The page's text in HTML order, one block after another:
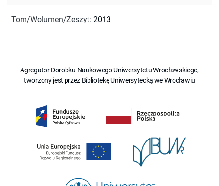
Tom/Wolumen/Zeszyt: 2013
Agregator Dorobku Naukowego Uniwersytetu Wrocławskiego,
tworzony jest przez Bibliotekę Uniwersytecką we Wrocławiu